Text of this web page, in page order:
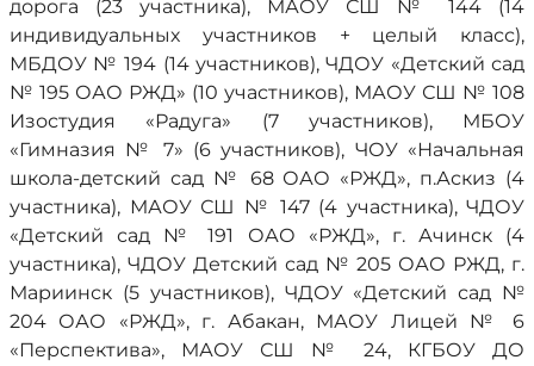
дорога (23 участника), МАОУ СШ № 144 (14
индивидуальных участников + целый класс),
МБДОУ № 194 (14 участников), ЧДОУ «Детский сад
№ 195 ОАО РЖД» (10 участников), МАОУ СШ № 108
Изостудия «Радуга» (7 участников), МБОУ
«Гимназия № 7» (6 участников), ЧОУ «Начальная
школа-детский сад № 68 ОАО «РЖД», п.Аскиз (4
участника), МАОУ СШ № 147 (4 участника), ЧДОУ
«Детский сад № 191 ОАО «РЖД», г. Ачинск (4
участника), ЧДОУ Детский сад № 205 ОАО РЖД, г.
Мариинск (5 участников), ЧДОУ «Детский сад №
204 ОАО «РЖД», г. Абакан, МАОУ Лицей № 6
«Перспектива», МАОУ СШ № 24, КГБОУ ДО